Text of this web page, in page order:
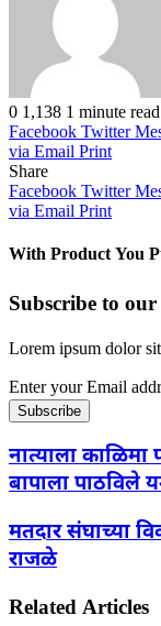
0 1,138 1 minute read
Facebook Twitter
via Email Print
Share
Facebook Twitter
via Email Print
With Product You
Subscribe to
Lorem ipsum dolor
Enter your Email
नात्याला
बापाला पाठविले
मतदार संघाच्या
राजळे
Related Articles